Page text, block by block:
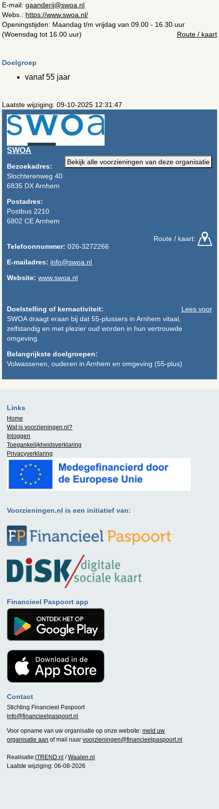
E-mail:gaanderij@swoa.nl
Webs.: https://www.swoa.nl/
Openingstijden: Maandag t/m vrijdag van 09.00 - 16.30 uur
(Woensdag tot 16.00 uur)
Route / kaart
Doelgroep
vanaf 55 jaar
Laatste wijziging: 09-10-2025 12:31:47
SWOA
Bekijk alle voorzieningen van deze organisatie
Bezoekadres:
Slochterenweg 40
6835 DX Arnhem
Postadres:
Postbus 2210
6802 CE Arnhem
Route / kaart:
Telefoonnummer: 026-3272266
E-mailadres: info@swoa.nl
Website: www.swoa.nl
Lees voor
Doelstelling of kernactiviteit:
SWOA draagt eraan bij dat 55-plussers in Arnhem vitaal,
zelfstandig en met plezier oud worden in hun vertrouwde
omgeving.
Belangrijkste doelgroepen:
Volwassenen, ouderen in Arnhem en omgeving (55-plus)
Links
Home
Wat is voorzieningen.nl?
Inloggen
Toegankelijkheidsverklaring
Privacyverklaring
Voorzieningen.nl is een initiatief van:
Financieel Paspoort app
Contact
Stichting Financieel Paspoort
info@financieelpaspoort.nl
Voor opname van uw organisatie op onze website:meld uw
organisatie aan of mail naarvoorzieningen@financieelpaspoort.nl
Realisatie:iTREND.nl /Waalen.nl
Laatste wijziging: 06-08-2026